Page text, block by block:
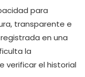
para
transparente e
en una
la
verificar el historial